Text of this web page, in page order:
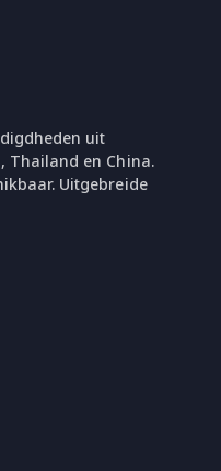
uit
Thailand en China.
Uitgebreide